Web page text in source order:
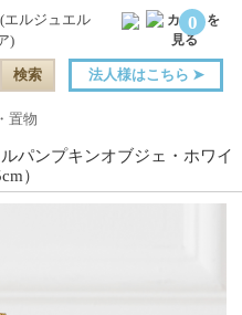
0
法人様はこちら ➤
置物
パンプキンオブジェ・ホワイ
）